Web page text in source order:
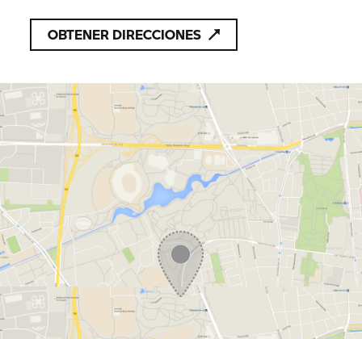
¡Recordar que la máxima participación es de 100
personas, así que inscribiros cuanto antes!
INSCRIPCIONES:
dosrodes@dosrodes.com
963 370 077 (Lorena)
OBTENER DIRECCIONES